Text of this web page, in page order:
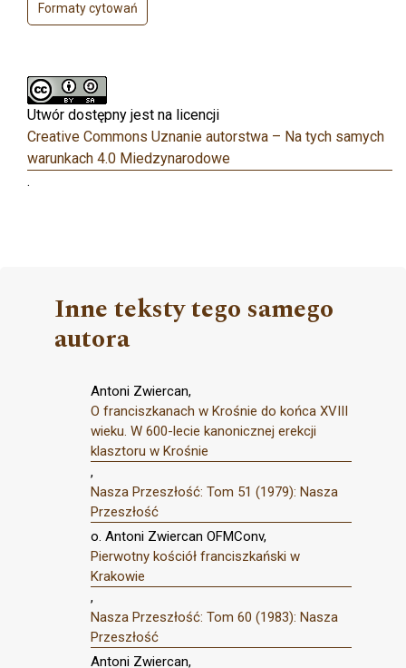
Formaty cytowań
Utwór dostępny jest na licencji
Creative Commons Uznanie autorstwa – Na tych samych
warunkach 4.0 Miedzynarodowe
.
Inne teksty tego samego
autora
Antoni Zwiercan,
O franciszkanach w Krośnie do końca XVIII
wieku. W 600-lecie kanonicznej erekcji
klasztoru w Krośnie
,
Nasza Przeszłość: Tom 51 (1979): Nasza
Przeszłość
o. Antoni Zwiercan OFMConv,
Pierwotny kościół franciszkański w
Krakowie
,
Nasza Przeszłość: Tom 60 (1983): Nasza
Przeszłość
Antoni Zwiercan,